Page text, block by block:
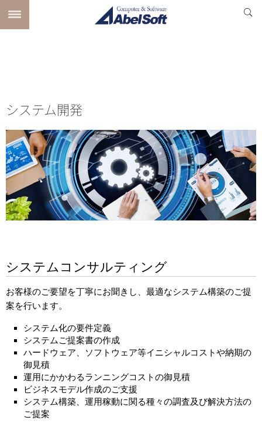
システム開発
システムコンサルティング
お客様のご要望を丁寧にお聞きし、最適なシステム構築のご提
案を行います。
システム化の要件定義
システムご提案書の作成
ハードウェア、ソフトウェア等イニシャルコストや納期の
御見積
運用にかかわるランニングコストの御見積
ビジネスモデル作成のご支援
システム構築、運用稼動に関る種々の調査及び解決方法の
ご提案